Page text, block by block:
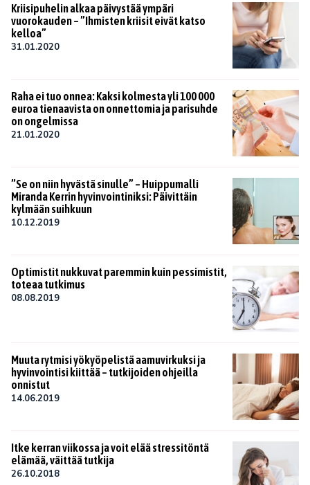
Kriisipuhelin alkaa päivystää ympäri
vuorokauden – ”Ihmisten kriisit eivät katso
kelloa”
31.01.2020
Raha ei tuo onnea: Kaksi kolmesta yli 100 000
euroa tienaavista on onnettomia ja parisuhde
on ongelmissa
21.01.2020
”Se on niin hyvästä sinulle” – Huippumalli
Miranda Kerrin hyvinvointiniksi: Päivittäin
kylmään suihkuun
10.12.2019
Optimistit nukkuvat paremmin kuin pessimistit,
toteaa tutkimus
08.08.2019
Muuta rytmisi yökyöpelistä aamuvirkuksi ja
hyvinvointisi kiittää – tutkijoiden ohjeilla
onnistut
14.06.2019
Itke kerran viikossa ja voit elää stressitöntä
elämää, väittää tutkija
26.10.2018